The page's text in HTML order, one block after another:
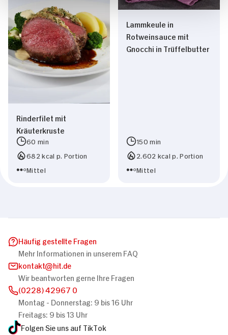
Rinderfilet mit
Kräuterkruste
60 min
682 kcal p. Portion
Mittel
Lammkeule in
Rotweinsauce mit
Gnocchi in Trüffelbutter
150 min
2.602 kcal p. Portion
Mittel
Häufig gestellte Fragen
Mehr Informationen in unserem FAQ
kontakt
hit.de
Wir beantworten gerne Ihre Fragen
(0228) 42967 0
Montag - Donnerstag: 9 bis 16 Uhr
Freitags: 9 bis 13 Uhr
Folgen Sie uns auf TikTok